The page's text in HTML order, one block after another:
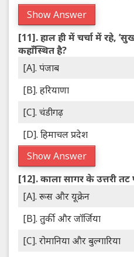
Show Answer
[11].हाल ही में चर्चा में रहे,
कहाँस्थित है?
[A]. पंजाब
[B]. हरियाणा
[C]. चंडीगढ़
[D]. हिमाचल प्रदेश
Show Answer
[12].काला सागर के उत्तरी
[A]. रूस और यूक्रेन
[B]. तुर्की और जॉर्जिया
[C]. रोमानिया और बुल्गारिया